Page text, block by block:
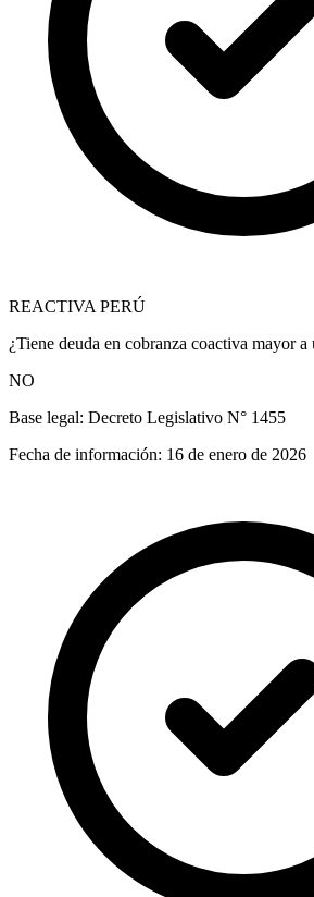
REACTIVA PERÚ
¿Tiene deuda en cobranza coactiva mayor
NO
Base legal: Decreto Legislativo N° 1455
Fecha de información: 16 de enero de 2026